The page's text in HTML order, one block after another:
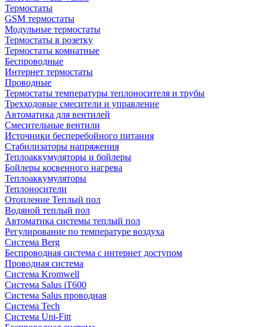
Термостаты
GSM термостаты
Модульные термостаты
Термостаты в розетку
Термостаты комнатные
Беспроводные
Интернет термостаты
Проводные
Термостаты температуры теплоносителя и трубы
Трехходовые смесители и управление
Автоматика для вентилей
Смесительные вентили
Источники бесперебойного питания
Стабилизаторы напряжения
Теплоаккумуляторы и бойлеры
Бойлеры косвенного нагрева
Теплоаккумуляторы
Теплоносители
Отопление Теплый пол
Водяной теплый пол
Автоматика системы теплый пол
Регулирование по температуре воздуха
Система Berg
Беспроводная система с интернет доступом
Проводная система
Система Kromwell
Система Salus iT600
Система Salus проводная
Система Tech
Система Uni-Fitt